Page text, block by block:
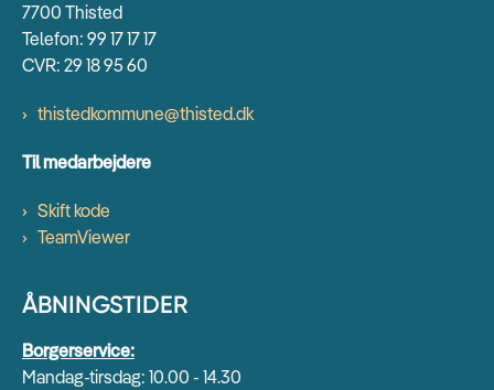
7700 Thisted
Telefon: 99 17 17 17
CVR: 29 18 95 60
thistedkommune@thisted.dk
Til medarbejdere
Skift kode
TeamViewer
ÅBNINGSTIDER
Borgerservice:
Mandag-tirsdag: 10.00 - 14.30